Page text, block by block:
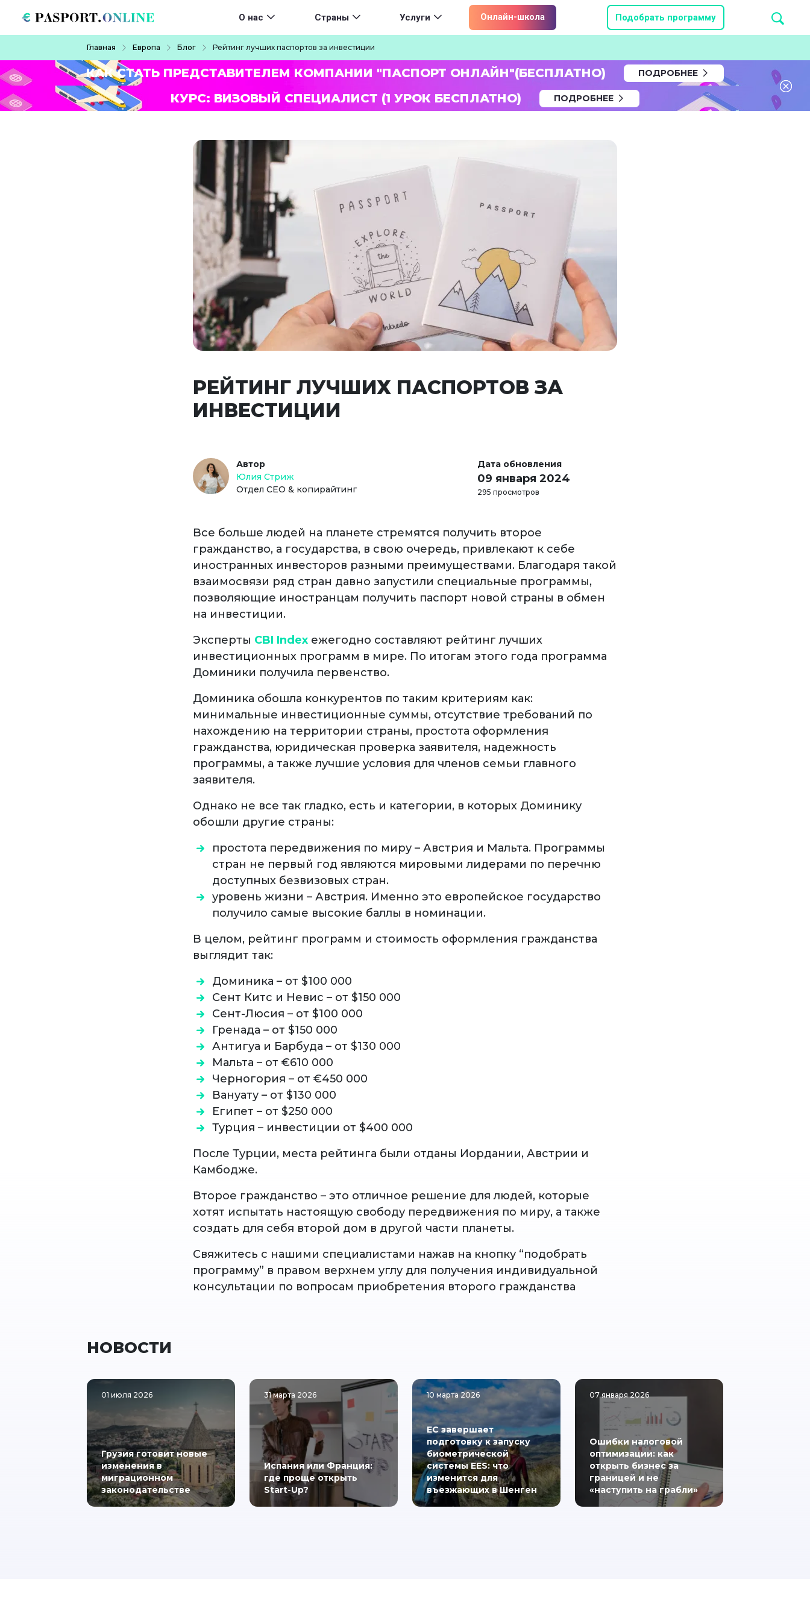
Main navigation
О нас Страны Услуги Онлайн-школа Подобрать программу
Главная Европа Блог Рейтинг лучших паспортов за инвестиции
КАК СТАТЬ ПРЕДСТАВИТЕЛЕМ КОМПАНИИ "ПАСПОРТ ОНЛАЙН"(БЕСПЛАТНО) ПОДРОБНЕЕ
КУРС: ВИЗОВЫЙ СПЕЦИАЛИСТ (1 УРОК БЕСПЛАТНО) ПОДРОБНЕЕ
РЕЙТИНГ ЛУЧШИХ ПАСПОРТОВ ЗА
ИНВЕСТИЦИИ
Автор
Юлия Стриж
Отдел СЕО & копирайтинг
Дата обновления
09 января 2024
295 просмотров
Все больше людей на планете стремятся получить второе
гражданство, а государства, в свою очередь, привлекают к себе
иностранных инвесторов разными преимуществами. Благодаря такой
взаимосвязи ряд стран давно запустили специальные программы,
позволяющие иностранцам получить паспорт новой страны в обмен
на инвестиции.
Эксперты CBI Index ежегодно составляют рейтинг лучших
инвестиционных программ в мире. По итогам этого года программа
Доминики получила первенство.
Доминика обошла конкурентов по таким критериям как:
минимальные инвестиционные суммы, отсутствие требований по
нахождению на территории страны, простота оформления
гражданства, юридическая проверка заявителя, надежность
программы, а также лучшие условия для членов семьи главного
заявителя.
Однако не все так гладко, есть и категории, в которых Доминику
обошли другие страны:
простота передвижения по миру – Австрия и Мальта. Программы
стран не первый год являются мировыми лидерами по перечню
доступных безвизовых стран.
уровень жизни – Австрия. Именно это европейское государство
получило самые высокие баллы в номинации.
В целом, рейтинг программ и стоимость оформления гражданства
выглядит так:
Доминика – от $100 000
Сент Китс и Невис – от $150 000
Сент-Люсия – от $100 000
Гренада – от $150 000
Антигуа и Барбуда – от $130 000
Мальта – от €610 000
Черногория – от €450 000
Вануату – от $130 000
Египет – от $250 000
Турция – инвестиции от $400 000
После Турции, места рейтинга были отданы Иордании, Австрии и
Камбодже.
Второе гражданство – это отличное решение для людей, которые
хотят испытать настоящую свободу передвижения по миру, а также
создать для себя второй дом в другой части планеты.
Свяжитесь с нашими специалистами нажав на кнопку “подобрать
программу” в правом верхнем углу для получения индивидуальной
консультации по вопросам приобретения второго гражданства
НОВОСТИ
01 июля 2026
Грузия готовит новые
изменения в
миграционном
законодательстве
31 марта 2026
Испания или Франция:
где проще открыть
Start-Up?
10 марта 2026
ЕС завершает
подготовку к запуску
биометрической
системы EES: что
изменится для
въезжающих в Шенген
07 января 2026
Ошибки налоговой
оптимизации: как
открыть бизнес за
границей и не
«наступить на грабли»